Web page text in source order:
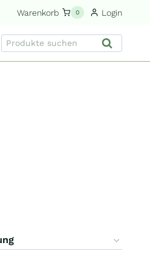
Warenkorb 0 Login
Suche
nach:
Suchen